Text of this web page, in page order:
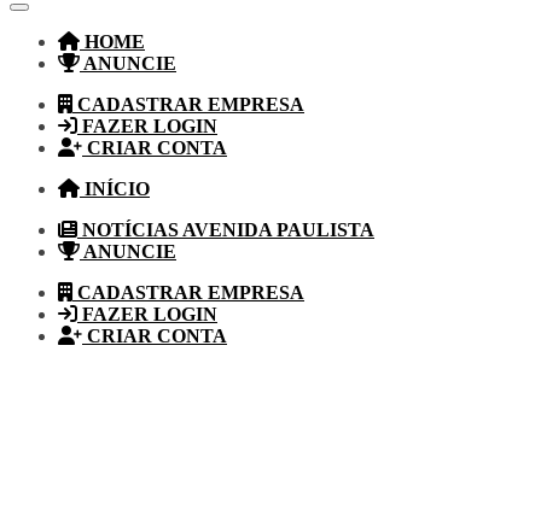
HOME
ANUNCIE
CADASTRAR EMPRESA
FAZER LOGIN
CRIAR CONTA
INÍCIO
NOTÍCIAS AVENIDA PAULISTA
ANUNCIE
CADASTRAR EMPRESA
FAZER LOGIN
CRIAR CONTA